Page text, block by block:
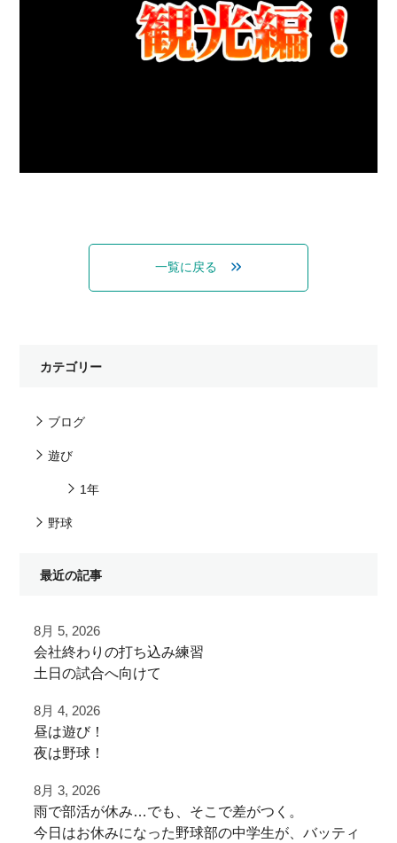
一覧に戻る
カテゴリー
ブログ
遊び
1年
野球
最近の記事
8月 5, 2026
⁡会社終わりの打ち込み⁡練習⁡
⁡土日の試合へ向けて⁡
⁡またお待ちしております！
⁡⁡#野球好きと繋がりたい
#野球好きな人と繋がりたい
8月 4, 2026
昼は遊び！
夜は野球！
夜涼しくなってから
学生の打ち込み！
8月 3, 2026
雨で部活が休み…でも、そこで差がつく。
今日はお休みになった野球部の中学生が、バッティ